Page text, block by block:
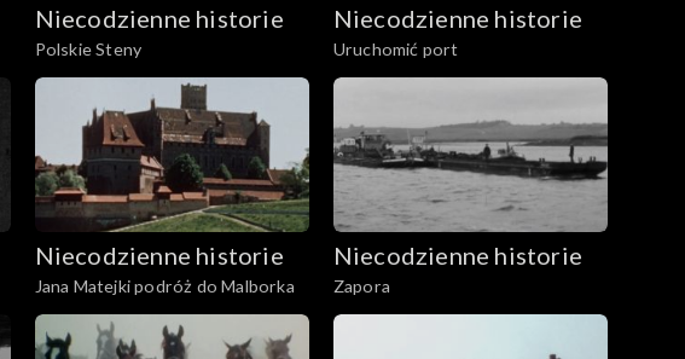
Niecodzienne historie
Polskie Steny
Niecodzienne historie
Uruchomić port
Niecodzienne historie
Jana Matejki podróż do Malborka
Niecodzienne historie
Zapora